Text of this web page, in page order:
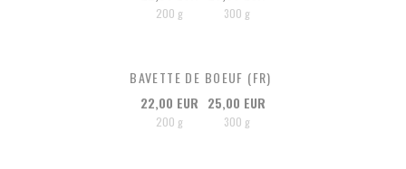
200 g 300 g
BAVETTE DE BOEUF (FR)
22,00 EUR
200 g
25,00 EUR
300 g